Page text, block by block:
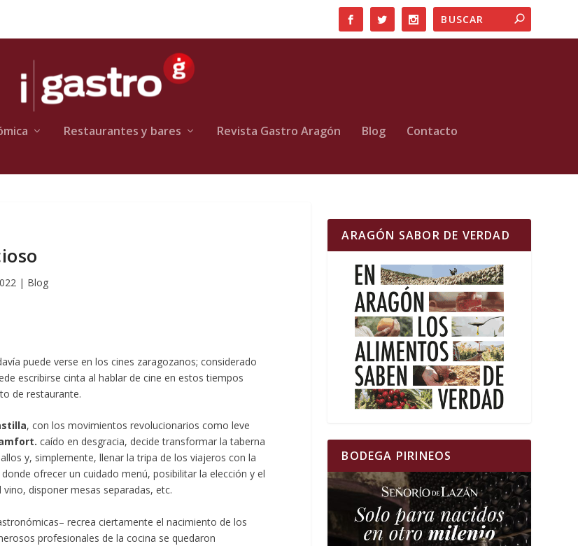
Restaurantes y bares Revista Gastro Aragón Blog Contacto
| Blog
puede verse en los cines zaragozanos; considerado
escribirse cinta al hablar de cine en estos tiempos
de restaurante.
, con los movimientos revolucionarios como leve
caído en desgracia, decide transformar la taberna
y, simplemente, llenar la tripa de los viajeros con la
ofrecer un cuidado menú, posibilitar la elección y el
disponer mesas separadas, etc.
recrea ciertamente el nacimiento de los
profesionales de la cocina se quedaron
ARAGÓN SABOR DE VERDAD
BODEGA PIRINEOS